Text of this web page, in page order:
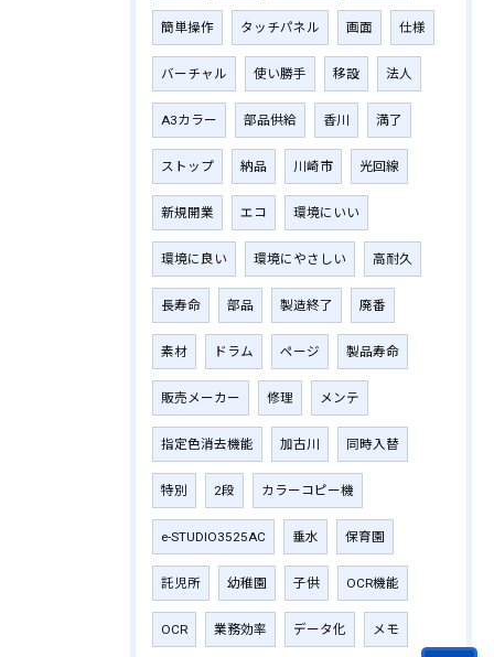
簡単操作 タッチパネル 画面 仕様
バーチャル 使い勝手 移設 法人
A3カラー 部品供給 香川 満了
ストップ 納品 川崎市 光回線
新規開業 エコ 環境にいい
環境に良い 環境にやさしい 高耐久
長寿命 部品 製造終了 廃番
素材 ドラム ページ 製品寿命
販売メーカー 修理 メンテ
指定色消去機能 加古川 同時入替
特別 2段 カラーコピー機
e-STUDIO3525AC 垂水 保育園
託児所 幼稚園 子供 OCR機能
OCR 業務効率 データ化 メモ